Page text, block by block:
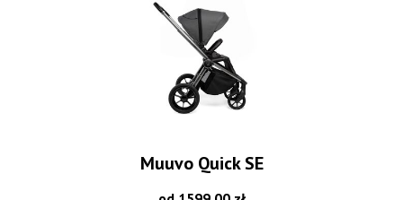
Muuvo Quick SE